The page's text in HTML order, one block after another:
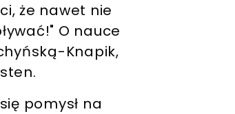
że nawet nie
O nauce
Knapik,
pomysł na